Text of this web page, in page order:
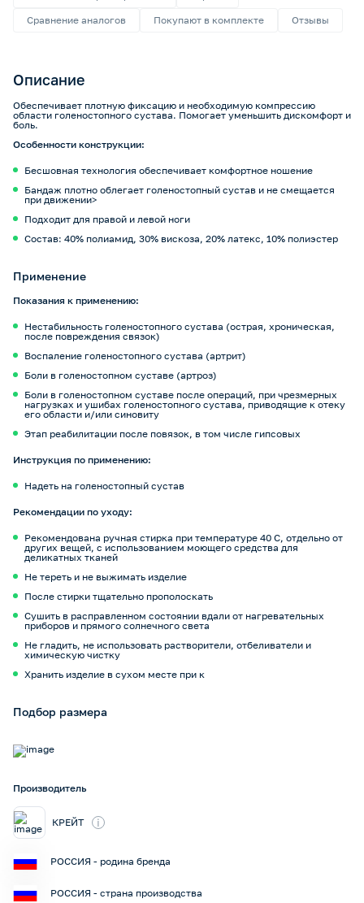
Сравнение аналогов
Покупают в комплекте Отзывы
Описание
Обеспечивает плотную фиксацию и необходимую компрессию
области голеностопного сустава. Помогает уменьшить дискомфорт и
боль.
Особенности конструкции:
Бесшовная технология обеспечивает комфортное ношение
Бандаж плотно облегает голеностопный сустав и не смещается
при движении>
Подходит для правой и левой ноги
Состав: 40% полиамид, 30% вискоза, 20% латекс, 10% полиэстер
Применение
Показания к применению:
Нестабильность голеностопного сустава (острая, хроническая,
после повреждения связок)
Воспаление голеностопного сустава (артрит)
Боли в голеностопном суставе (артроз)
Боли в голеностопном суставе после операций, при чрезмерных
нагрузках и ушибах голеностопного сустава, приводящие к отеку
его области и/или синовиту
Этап реабилитации после повязок, в том числе гипсовых
Инструкция по применению:
Надеть на голеностопный сустав
Рекомендации по уходу:
Рекомендована ручная стирка при температуре 40 С, отдельно от
других вещей, с использованием моющего средства для
деликатных тканей
Не тереть и не выжимать изделие
После стирки тщательно прополоскать
Сушить в расправленном состоянии вдали от нагревательных
приборов и прямого солнечного света
Не гладить, не использовать растворители, отбеливатели и
химическую чистку
Хранить изделие в сухом месте при к
Подбор размера
Производитель
КРЕЙТ i
РОССИЯ - родина бренда
РОССИЯ - страна производства